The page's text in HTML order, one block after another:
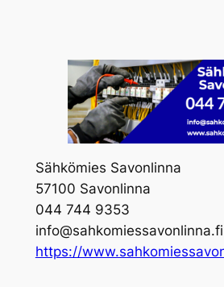
Sähkömies Savonlinna
57100 Savonlinna
044 744 9353
info@sahkomiessavonlinna.fi
https://